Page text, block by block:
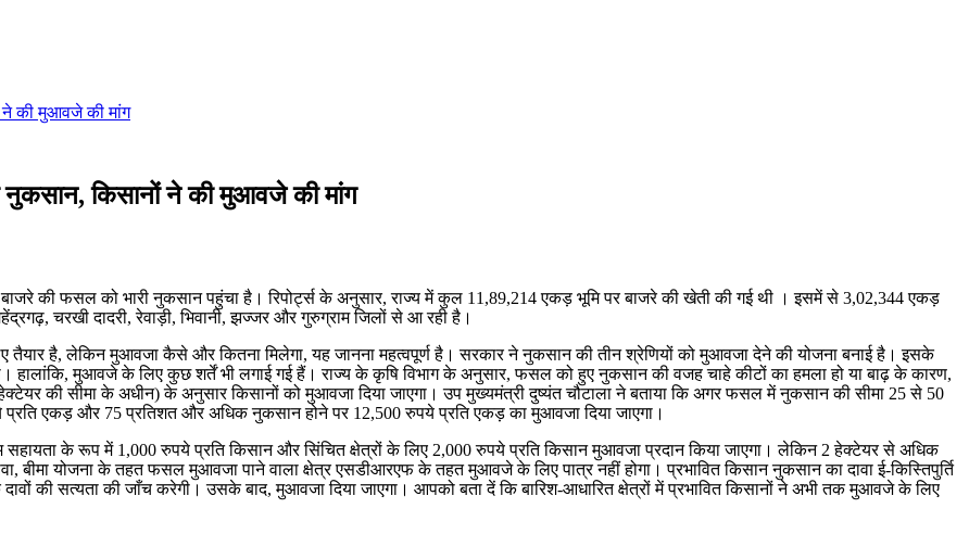
ने की मुआवजे की मांग
किसानों ने की मुआवजे की मांग
की फसल को भारी नुकसान पहुंचा है। रिपोर्ट्स के अनुसार, राज्य में कुल 11,89,214 एकड़ भूमि पर बाजरे की खेती की गई थी । इसमें से 3,02,344 एकड़
चरखी दादरी, रेवाड़ी, भिवानी, झज्जर और गुरुग्राम जिलों से आ रही है।
है, लेकिन मुआवजा कैसे और कितना मिलेगा, यह जानना महत्वपूर्ण है। सरकार ने नुकसान की तीन श्रेणियों को मुआवजा देने की योजना बनाई है। इसके
मुआवजे के लिए कुछ शर्तें भी लगाई गई हैं। राज्य के कृषि विभाग के अनुसार, फसल को हुए नुकसान की वजह चाहे कीटों का हमला हो या बाढ़ के कारण,
की सीमा के अधीन) के अनुसार किसानों को मुआवजा दिया जाएगा। उप मुख्यमंत्री दुष्यंत चौटाला ने बताया कि अगर फसल में नुकसान की सीमा 25 से 50
एकड़ और 75 प्रतिशत और अधिक नुकसान होने पर 12,500 रुपये प्रति एकड़ का मुआवजा दिया जाएगा।
सहायता के रूप में 1,000 रुपये प्रति किसान और सिंचित क्षेत्रों के लिए 2,000 रुपये प्रति किसान मुआवजा प्रदान किया जाएगा। लेकिन 2 हेक्टेयर से अधिक
बीमा योजना के तहत फसल मुआवजा पाने वाला क्षेत्र एसडीआरएफ के तहत मुआवजे के लिए पात्र नहीं होगा। प्रभावित किसान नुकसान का दावा ई-किस्तिपुर्ति
की सत्यता की जाँच करेगी। उसके बाद, मुआवजा दिया जाएगा। आपको बता दें कि बारिश-आधारित क्षेत्रों में प्रभावित किसानों ने अभी तक मुआवजे के लिए